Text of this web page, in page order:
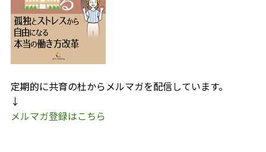
定期的に共育の杜からメルマガを配信しています。
↓
メルマガ登録はこちら